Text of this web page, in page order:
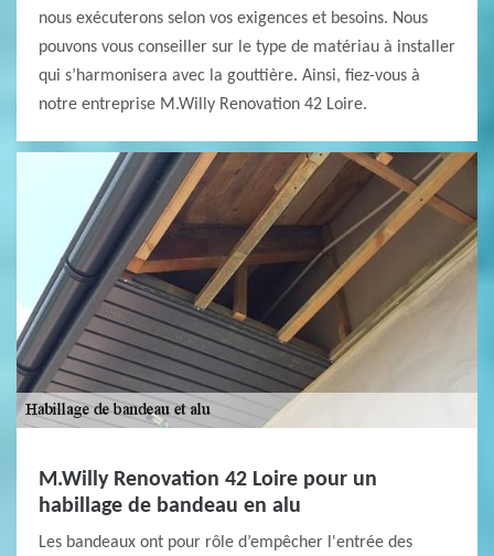
nous exécuterons selon vos exigences et besoins. Nous
pouvons vous conseiller sur le type de matériau à installer
qui s’harmonisera avec la gouttière. Ainsi, fiez-vous à
notre entreprise M.Willy Renovation 42 Loire.
M.Willy Renovation 42 Loire pour un
habillage de bandeau en alu
Les bandeaux ont pour rôle d’empêcher l'entrée des